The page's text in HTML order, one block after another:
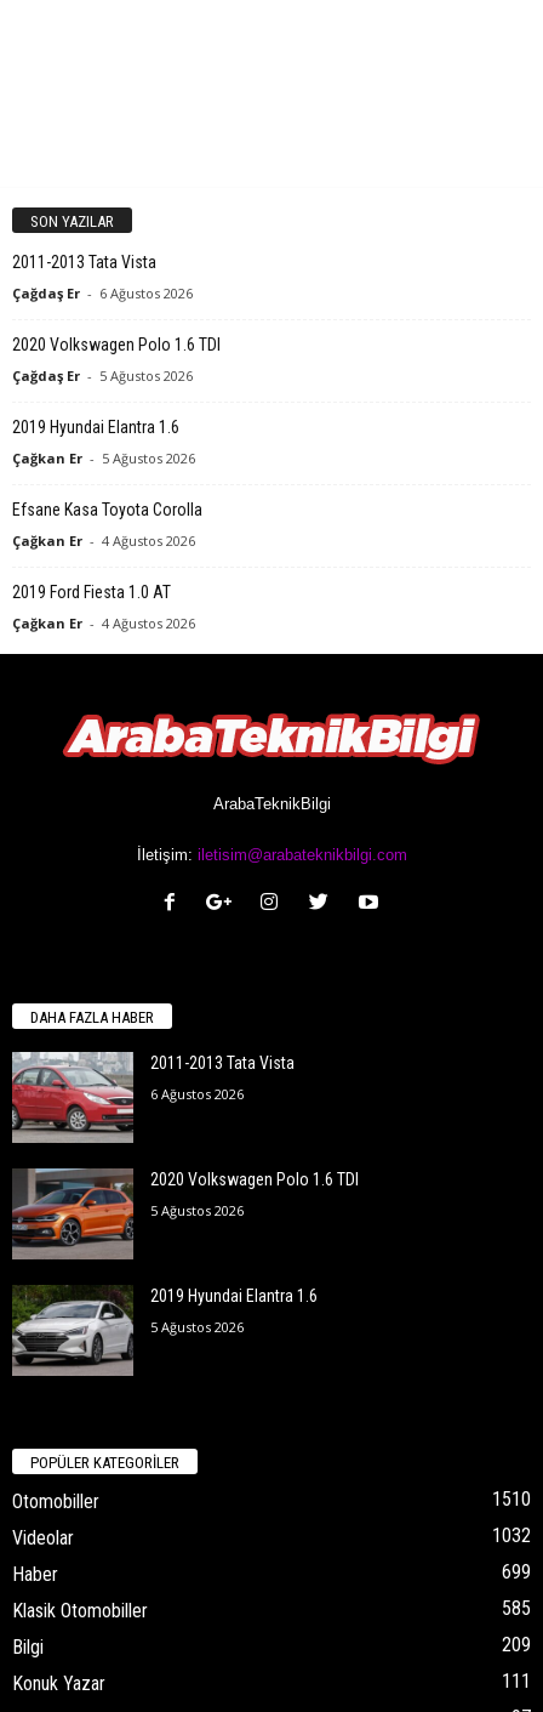
SON YAZILAR
2011-2013 Tata Vista
Çağdaş Er - 6 Ağustos 2026
2020 Volkswagen Polo 1.6 TDI
Çağdaş Er - 5 Ağustos 2026
2019 Hyundai Elantra 1.6
Çağkan Er - 5 Ağustos 2026
Efsane Kasa Toyota Corolla
Çağkan Er - 4 Ağustos 2026
2019 Ford Fiesta 1.0 AT
Çağkan Er - 4 Ağustos 2026
ArabaTeknikBilgi
İletişim: iletisim@arabateknikbilgi.com
DAHA FAZLA HABER
2011-2013 Tata Vista
6 Ağustos 2026
2020 Volkswagen Polo 1.6 TDI
5 Ağustos 2026
2019 Hyundai Elantra 1.6
5 Ağustos 2026
POPÜLER KATEGORİLER
Otomobiller
1510
Videolar
1032
Haber
699
Klasik Otomobiller
585
Bilgi
209
Konuk Yazar
111